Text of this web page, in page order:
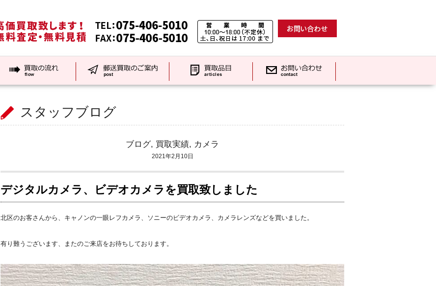
スタッフブログ
ブログ, 買取実績, カメラ
2021年2月10日
デジタルカメラ、ビデオカメラを買取致しました
北区のお客さんから、キャノンの一眼レフカメラ、ソニーのビデオカメラ、カメラレンズなどを買いました。
有り難うございます、またのご来店をお待ちしております。